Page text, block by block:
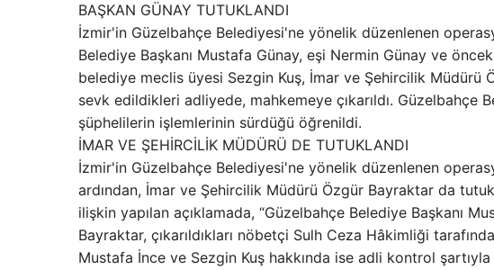
BAŞKAN GÜNAY TUTUKLANDI
İzmir'in Güzelbahçe Belediyesi'ne yönelik düzenlenen
Belediye Başkanı Mustafa Günay, eşi Nermin Günay ve
belediye meclis üyesi Sezgin Kuş, İmar ve Şehircilik Müdürü
sevk edildikleri adliyede, mahkemeye çıkarıldı. Güzelbahçe
şüphelilerin işlemlerinin sürdüğü öğrenildi.
İMAR VE ŞEHİRCİLİK MÜDÜRÜ DE TUTUKLANDI
İzmir'in Güzelbahçe Belediyesi'ne yönelik düzenlenen
ardından, İmar ve Şehircilik Müdürü Özgür Bayraktar da
ilişkin yapılan açıklamada, “Güzelbahçe Belediye Başkanı
Bayraktar, çıkarıldıkları nöbetçi Sulh Ceza Hâkimliği
Mustafa İnce ve Sezgin Kuş hakkında ise adli kontrol